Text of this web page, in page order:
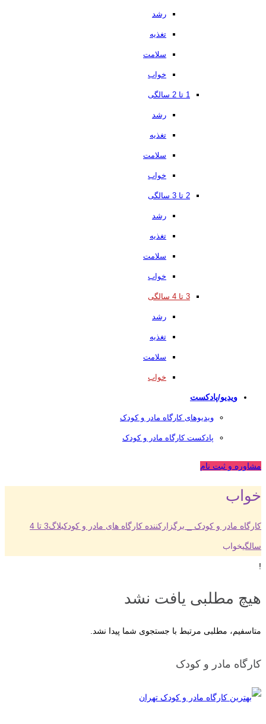
رشد
تغذیه
سلامت
خواب
1 تا 2 سالگی
رشد
تغذیه
سلامت
خواب
2 تا 3 سالگی
رشد
تغذیه
سلامت
خواب
3 تا 4 سالگی
رشد
تغذیه
سلامت
خواب
ویدیو/پادکست
ویدیوهای کارگاه مادر و کودک
پادکست کارگاه مادر و کودک
مشاوره و ثبت نام
خواب
کارگاه مادر و کودک _ برگزارکننده کارگاه های مادر و کودکبلاگ 3 تا 4
سالگیخواب
!
هیچ مطلبی یافت نشد
متاسفیم، مطلبی مرتبط با جستجوی شما پیدا نشد.
کارگاه مادر و کودک